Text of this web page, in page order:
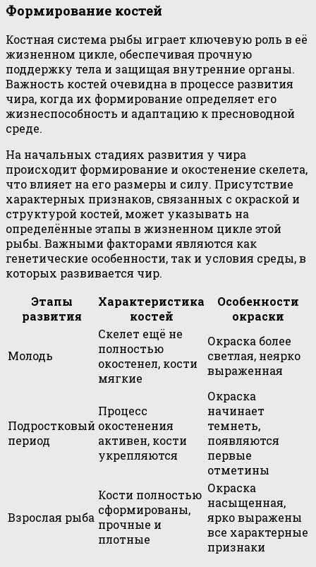
Формирование костей
Костная система рыбы играет ключевую роль в её
жизненном цикле, обеспечивая прочную
поддержку тела и защищая внутренние органы.
Важность костей очевидна в процессе развития
чира, когда их формирование определяет его
жизнеспособность и адаптацию к пресноводной
среде.
На начальных стадиях развития у чира
происходит формирование и окостенение скелета,
что влияет на его размеры и силу. Присутствие
характерных признаков, связанных с окраской и
структурой костей, может указывать на
определённые этапы в жизненном цикле этой
рыбы. Важными факторами являются как
генетические особенности, так и условия среды, в
которых развивается чир.
Этапы
развития
Характеристика
костей
Особенности
окраски
Молодь
Скелет ещё не
полностью
окостенел, кости
мягкие
Окраска более
светлая, неярко
выраженная
Подростковый
период
Процесс
окостенения
активен, кости
укрепляются
Окраска
начинает
темнеть,
появляются
первые
отметины
Взрослая рыба
Кости полностью
сформированы,
прочные и
плотные
Окраска
насыщенная,
ярко выражены
все характерные
признаки